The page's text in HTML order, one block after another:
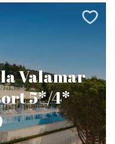
Valamar
5*/4*